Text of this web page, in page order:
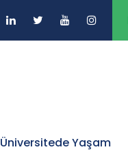
Üniversitede Yaşam